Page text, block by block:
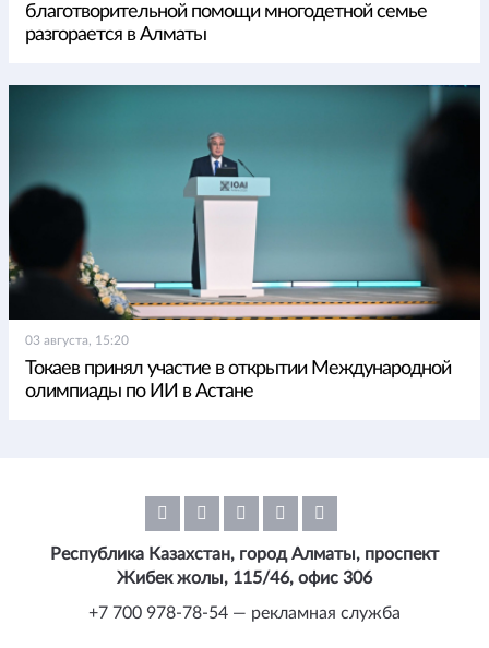
благотворительной помощи многодетной семье
разгорается в Алматы
03 августа, 15:20
Токаев принял участие в открытии Международной
олимпиады по ИИ в Астане
Республика Казахстан, город Алматы, проспект
Жибек жолы, 115/46, офис 306
+7 700 978-78-54 — рекламная служба